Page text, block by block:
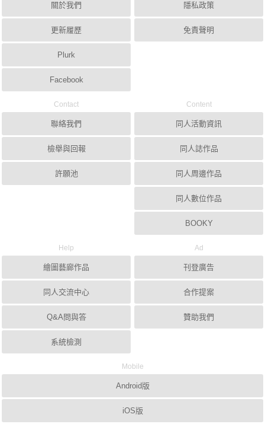
關於我們
更新履歷
Plurk
Facebook
隱私政策
免責聲明
Contact
聯絡我們
檢舉與回報
許願池
Content
同人活動資訊
同人誌作品
同人周邊作品
同人數位作品
BOOKY
Help
繪圖藝廊作品
同人交流中心
Q&A問與答
系統檢測
Ad
刊登廣告
合作提案
贊助我們
Mobile
Android版
iOS版